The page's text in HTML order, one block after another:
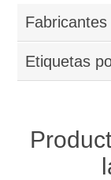
Fabricantes
Etiquetas